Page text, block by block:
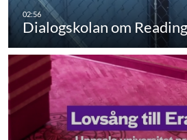
Dialogskolan om